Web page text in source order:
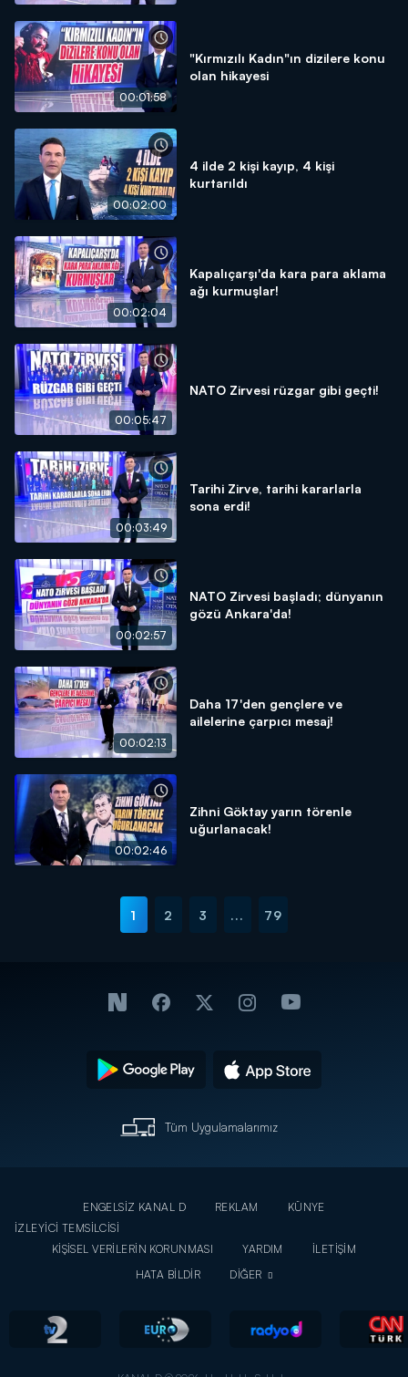
00:01:58
"Kırmızılı Kadın"ın dizilere konu
olan hikayesi
00:02:00
4 ilde 2 kişi kayıp, 4 kişi
kurtarıldı
00:02:04
Kapalıçarşı'da kara para aklama
ağı kurmuşlar!
00:05:47
NATO Zirvesi rüzgar gibi geçti!
00:03:49
Tarihi Zirve, tarihi kararlarla
sona erdi!
00:02:57
NATO Zirvesi başladı; dünyanın
gözü Ankara'da!
00:02:13
Daha 17'den gençlere ve
ailelerine çarpıcı mesaj!
00:02:46
Zihni Göktay yarın törenle
uğurlanacak!
1 2 3 ... 79
Tüm Uygulamalarımız
ENGELSİZ KANAL D REKLAM
KÜNYE
İZLEYİCİ TEMSİLCİSİ
KİŞİSEL VERİLERİN KORUNMASI
YARDIM
İLETİŞİM
HATA BİLDİR
DİĞER